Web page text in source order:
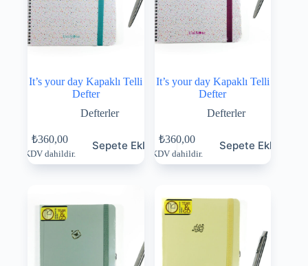
It’s your day Kapaklı Telli
Defter
Defterler
₺360,00
KDV dahildir.
Sepete Ekle
It’s your day Kapaklı Telli
Defter
Defterler
₺360,00
KDV dahildir.
Sepete Ekle